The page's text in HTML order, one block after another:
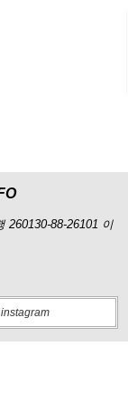
260130-88-26101 이
instagram